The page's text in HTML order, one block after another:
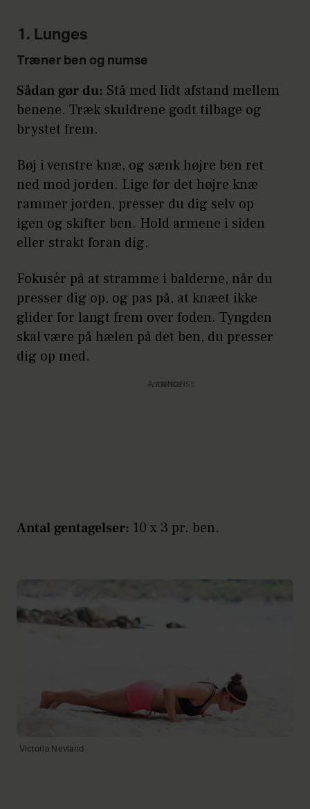
1. Lunges
Træner ben og numse
Sådan gør du: Stå med lidt afstand mellem
benene. Træk skuldrene godt tilbage og
brystet frem.
Bøj i venstre knæ, og sænk højre ben ret
ned mod jorden. Lige før det højre knæ
rammer jorden, presser du dig selv op
igen og skifter ben. Hold armene i siden
eller strakt foran dig.
Fokusér på at stramme i balderne, når du
presser dig op, og pas på, at knæet ikke
glider for langt frem over foden. Tyngden
skal være på hælen på det ben, du presser
dig op med.
Annonce
Antal gentagelser: 10 x 3 pr. ben.
Victoria Nevland